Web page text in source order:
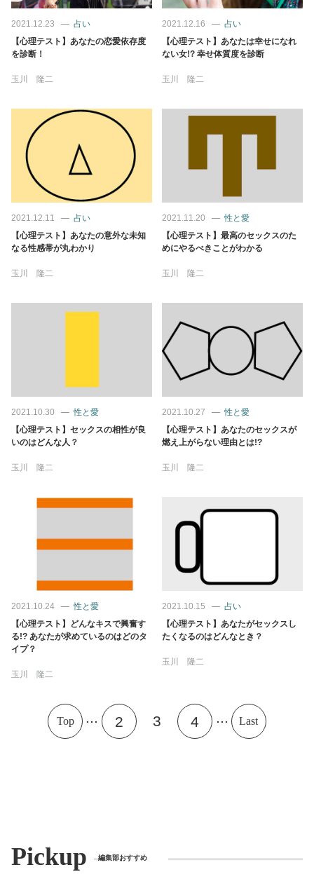
2021.12.23
占い
【心理テスト】あなたの恋愛依存度
を診断！
玉川 隆二
2021.12.16
占い
【心理テスト】あなたは幸せになれ
ない女!? 幸せ体質度を診断
玉川 隆二
2021.12.11
占い
【心理テスト】あなたの意外な未知
なる性感帯が丸わかり
玉川 隆二
2021.11.20
性と愛
【心理テスト】最高のセックスのた
めにやるべきことがわかる
玉川 隆二
2021.10.30
性と愛
【心理テスト】セックスの相性が良
いのはどんな人？
玉川 隆二
2021.10.27
性と愛
【心理テスト】あなたのセックスが
燃え上がらない理由とは!?
玉川 隆二
2021.10.24
性と愛
【心理テスト】どんなキスで興奮す
る!? あなたが求めているのはどのタ
イプ？
玉川 隆二
2021.10.15
占い
【心理テスト】あなたがセックスし
たくなるのはどんなとき？
玉川 隆二
Top ... 2 3 4 ... Last
Pickup 編集部おすすめ